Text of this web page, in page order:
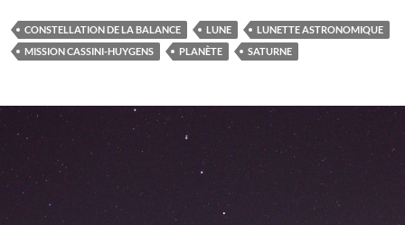
CONSTELLATION DE LA BALANCE LUNE
LUNETTE ASTRONOMIQUE
MISSION CASSINI-HUYGENS
PLANÈTE SATURNE